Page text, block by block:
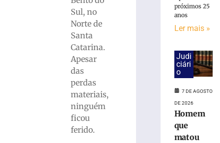
Sul, no
Norte de
Santa
Catarina.
Apesar
das
perdas
materiais,
ninguém
ficou
ferido.
capota
submerso
mangue
próximos 25
anos
Ler mais »
Judi
ciári
o
7 DE AGOSTO
DE 2026
Homem
que
matou